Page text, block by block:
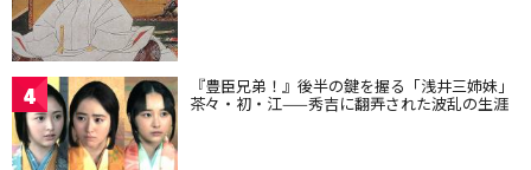
4 『豊臣兄弟！』後半の鍵を握る「浅井三姉妹」
茶々・初・江——秀吉に翻弄された波乱の生涯